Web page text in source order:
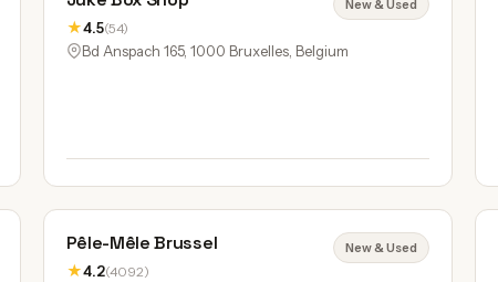
★4.5(54)
New & Used
Bd Anspach 165, 1000 Bruxelles, Belgium
Pêle-Mêle Brussel
★4.2(4092)
New & Used